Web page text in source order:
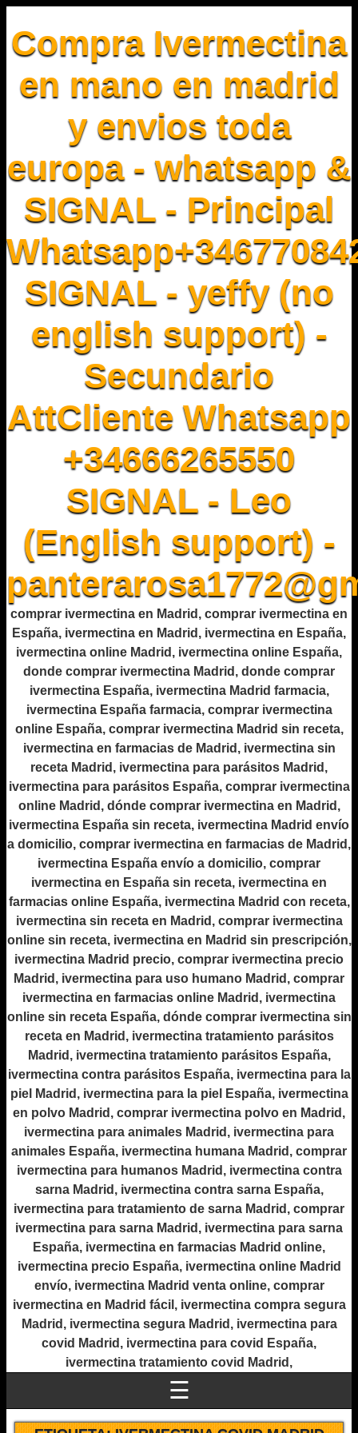
Compra Ivermectina
en mano en madrid
y envios toda
europa - whatsapp &
SIGNAL - Principal
SIGNAL - yeffy (no
english support) -
Secundario
AttCliente Whatsapp
+34666265550
SIGNAL - Leo
(English support) -
comprar ivermectina en Madrid, comprar ivermectina en
España, ivermectina en Madrid, ivermectina en España,
ivermectina online Madrid, ivermectina online España,
donde comprar ivermectina Madrid, donde comprar
ivermectina España, ivermectina Madrid farmacia,
ivermectina España farmacia, comprar ivermectina
online España, comprar ivermectina Madrid sin receta,
ivermectina en farmacias de Madrid, ivermectina sin
receta Madrid, ivermectina para parásitos Madrid,
ivermectina para parásitos España, comprar ivermectina
online Madrid, dónde comprar ivermectina en Madrid,
ivermectina España sin receta, ivermectina Madrid envío
a domicilio, comprar ivermectina en farmacias de Madrid,
ivermectina España envío a domicilio, comprar
ivermectina en España sin receta, ivermectina en
farmacias online España, ivermectina Madrid con receta,
ivermectina sin receta en Madrid, comprar ivermectina
online sin receta, ivermectina en Madrid sin prescripción,
ivermectina Madrid precio, comprar ivermectina precio
Madrid, ivermectina para uso humano Madrid, comprar
ivermectina en farmacias online Madrid, ivermectina
online sin receta España, dónde comprar ivermectina sin
receta en Madrid, ivermectina tratamiento parásitos
Madrid, ivermectina tratamiento parásitos España,
ivermectina contra parásitos España, ivermectina para la
piel Madrid, ivermectina para la piel España, ivermectina
en polvo Madrid, comprar ivermectina polvo en Madrid,
ivermectina para animales Madrid, ivermectina para
animales España, ivermectina humana Madrid, comprar
ivermectina para humanos Madrid, ivermectina contra
sarna Madrid, ivermectina contra sarna España,
ivermectina para tratamiento de sarna Madrid, comprar
ivermectina para sarna Madrid, ivermectina para sarna
España, ivermectina en farmacias Madrid online,
ivermectina precio España, ivermectina online Madrid
envío, ivermectina Madrid venta online, comprar
ivermectina en Madrid fácil, ivermectina compra segura
Madrid, ivermectina segura Madrid, ivermectina para
covid Madrid, ivermectina para covid España,
ivermectina tratamiento covid Madrid,
☰